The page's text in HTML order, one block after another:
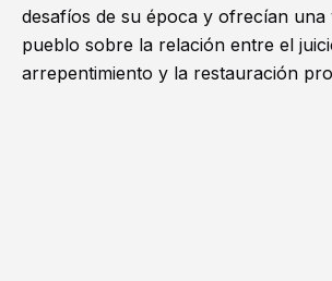
desafíos de su época y ofrecían una
pueblo sobre la relación entre el
arrepentimiento y la restauración